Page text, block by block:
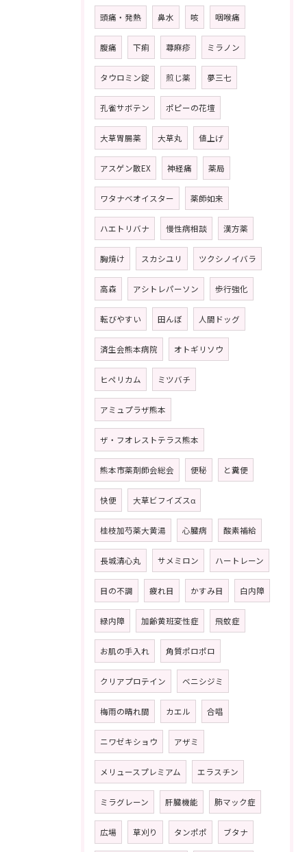
頭痛・発熱 鼻水 咳 咽喉痛
腹痛 下痢 蕁麻疹 ミラノン
タウロミン錠 煎じ薬 夢三七
孔雀サボテン ポピーの花壇
大草胃腸薬 大草丸 値上げ
アスゲン散EX 神経痛 薬局
ワタナベオイスター 薬師如来
ハエトリバナ 慢性病相談 漢方薬
胸焼け スカシユリ ツクシノイバラ
高森 アシトレパーソン 歩行強化
転びやすい 田んぼ 人間ドッグ
済生会熊本病院 オトギリソウ
ヒペリカム ミツバチ
アミュプラザ熊本
ザ・フオレストテラス熊本
熊本市薬剤師会総会 便秘 と糞便
快便 大草ビフイズスα
桂枝加芍薬大黄湯 心臓病 酸素補給
長城清心丸 サメミロン ハートレーン
目の不調 疲れ目 かすみ目 白内障
緑内障 加齢黄班変性症 飛蚊症
お肌の手入れ 角質ポロポロ
クリアプロテイン ベニシジミ
梅雨の晴れ間 カエル 合唱
ニワゼキショウ アザミ
メリュースプレミアム エラスチン
ミラグレーン 肝臓機能 肺マック症
広場 草刈り タンポポ ブタナ